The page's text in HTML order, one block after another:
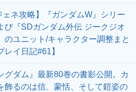
ェネ攻略】『ガンダムW』シリー
び『SDガンダム外伝 ジークジオ
のユニット/キャラクター調整まと
レイ日記#61】
グダム』最新80巻の書影公開。カ
飾るのは信、蒙恬、そして鎧姿の